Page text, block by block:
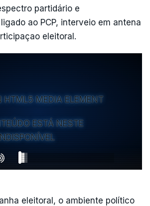
partidário e
ao PCP, interveio em antena
eleitoral.
HTML5 MEDIA ELEMENT
ESTÁ NESTE
eleitoral, o ambiente político